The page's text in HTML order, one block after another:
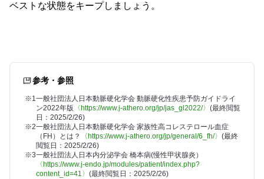
ベストな状態をキープしましょう。
参考・参照
※1一般社団法人日本動脈硬化学会 動脈硬化性疾患予防ガイドライ
ン2022年版 〈https://www.j-athero.org/jp/jas_gl2022/〉 (最終閲覧
日：2025/2/26)
※2一般社団法人日本動脈硬化学会 家族性高コレステロール血症
（FH）とは？
〈https://www.j-athero.org/jp/general/6_fh/〉 (最終
閲覧日：2025/2/26)
※3一般社団法人日本内分泌学会 橋本病(慢性甲状腺炎）
〈https://www.j-endo.jp/modules/patient/index.php?
content_id=41〉 (最終閲覧日：2025/2/26)